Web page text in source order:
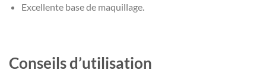
Excellente base de maquillage.
Conseils d’utilisation